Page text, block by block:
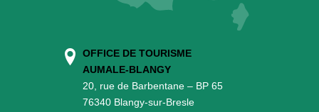
OFFICE DE TOURISME
AUMALE-BLANGY
20, rue de Barbentane – BP 65
76340 Blangy-sur-Bresle